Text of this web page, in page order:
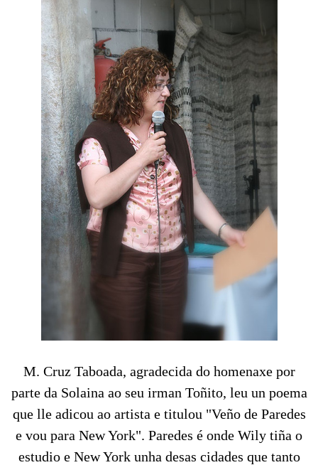
M. Cruz Taboada, agradecida do homenaxe por
parte da Solaina ao seu irman Toñito, leu un poema
que lle adicou ao artista e titulou "Veño de Paredes
e vou para New York". Paredes é onde Wily tiña o
estudio e New York unha desas cidades que tanto